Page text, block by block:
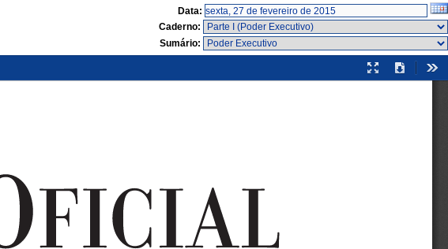
Data:
Caderno:
Sumário:
Modo
de
Download